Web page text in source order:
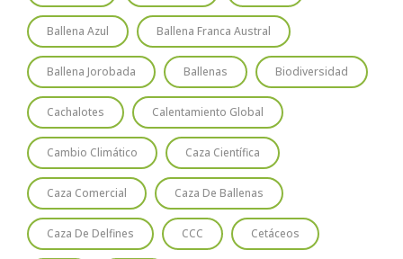
Ballena Azul Ballena Franca Austral
Ballena Jorobada Ballenas Biodiversidad
Cachalotes Calentamiento Global
Cambio Climático Caza Científica
Caza Comercial Caza De Ballenas
Caza De Delfines CCC Cetáceos